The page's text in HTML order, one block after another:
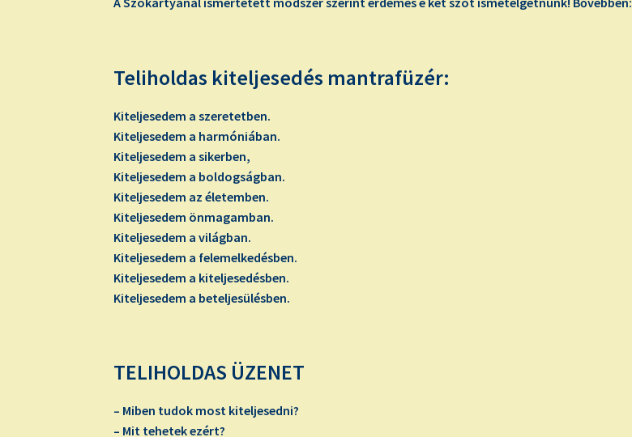
Teliholdas kiteljesedés mantrafüzér:
Kiteljesedem a szeretetben.
Kiteljesedem a harmóniában.
Kiteljesedem a sikerben,
Kiteljesedem a boldogságban.
Kiteljesedem az életemben.
Kiteljesedem önmagamban.
Kiteljesedem a világban.
Kiteljesedem a felemelkedésben.
Kiteljesedem a kiteljesedésben.
Kiteljesedem a beteljesülésben.
TELIHOLDAS ÜZENET
– Miben tudok most kiteljesedni?
– Mit tehetek ezért?